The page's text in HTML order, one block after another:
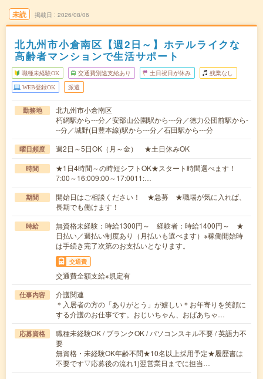
未読 掲載日 2026/08/06
北九州市小倉南区【週2日～】ホテルライクな
高齢者マンションで生活サポート
職種未経験OK 交通費別途支給あり 土日祝日が休み 残業なし
WEB登録OK 派遣
勤務地
北九州市小倉南区
朽網駅から---分／安部山公園駅から---分／徳力公団前駅から-
--分／城野(日豊本線)駅から---分／石田駅から---分
曜日頻度 週2日～5日OK（月～金） ★土日休みOK
時間
★1日4時間～の時短シフトOK★スタート時間選べます！
7:00～16:009:00～17:0011:…
期間
開始日はご相談ください！ ★急募 ★職場が気に入れば、
長期でも働けます！
時給
無資格未経験：時給1300円～ 経験者：時給1400円～ ★
日払い／週払い制度あり（月払いも選べます）※稼働開始時
は手続き完了次第のお支払いとなります。
交通費
交通費全額支給※規定有
仕事内容
介護関連
＊入居者の方の「ありがとう」が嬉しい＊お年寄りを笑顔に
する介護のお仕事です。おじいちゃん、おばあちゃ…
応募資格
職種未経験OK / ブランクOK / パソコンスキル不要 / 英語力不
要
無資格・未経験OK年齢不問★10名以上採用予定★履歴書は
不要です▽応募後の流れ1)翌営業日までに担当…